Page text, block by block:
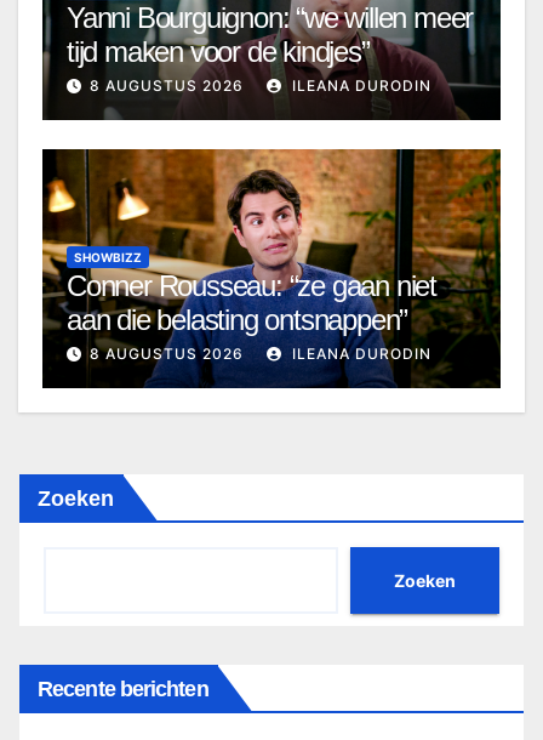
Yanni Bourguignon: “we willen meer
tijd maken voor de kindjes”
8 AUGUSTUS 2026 ILEANA DURODIN
SHOWBIZZ
Conner Rousseau: “ze gaan niet
aan die belasting ontsnappen”
8 AUGUSTUS 2026 ILEANA DURODIN
Zoeken
Zoeken
Recente berichten